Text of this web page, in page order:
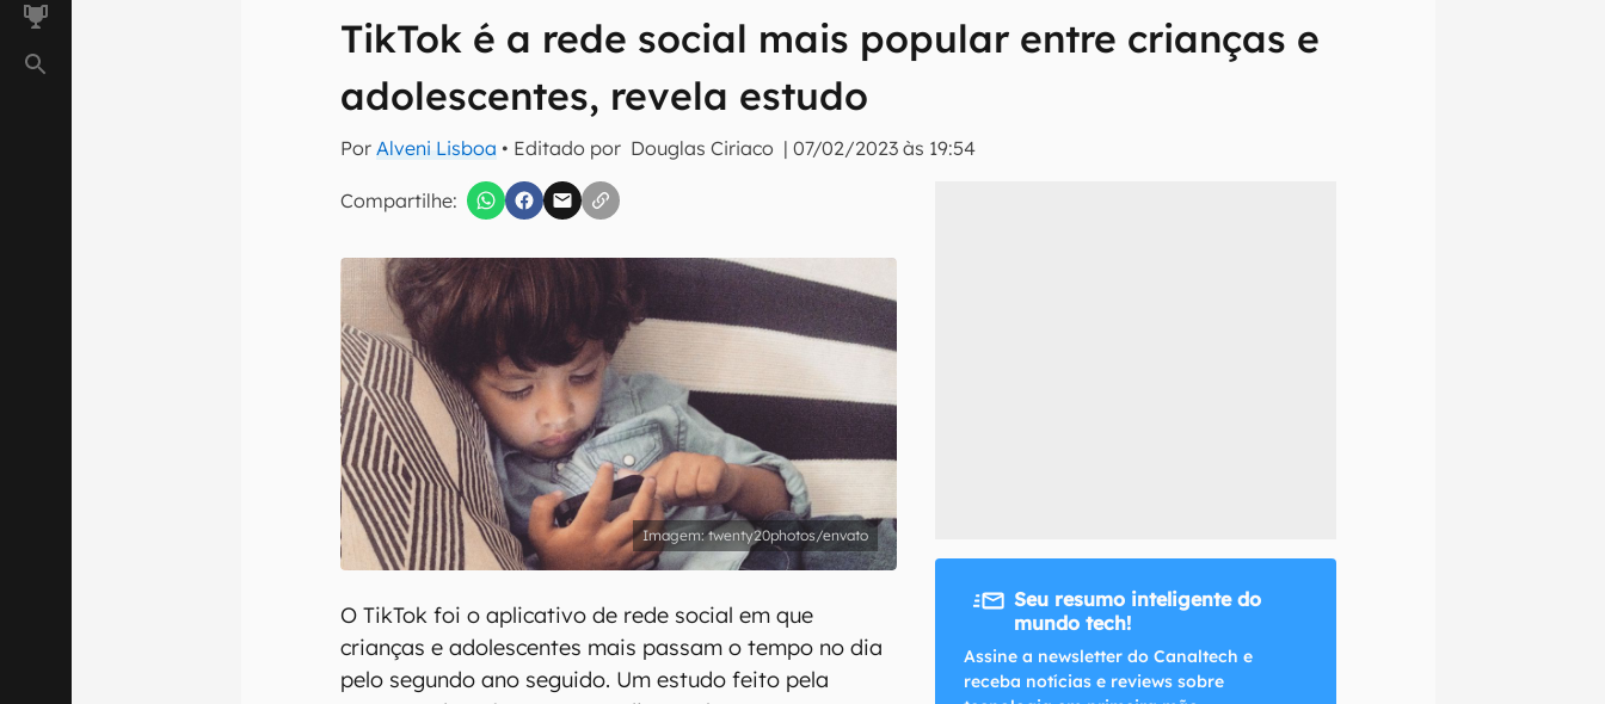
TikTok é a rede social mais popular entre crianças e
adolescentes, revela estudo
PorAlveni Lisboa • Editado por Douglas Ciriaco |07/02/2023 às 19:54
Compartilhe:
Assine a newsletter do Canaltech e receba notícias e reviews sobre tecnologia em primeira
inscreva-se
Confirmo que li, aceito e concordo com os Termos de Uso e Política de Privacidade do Canaltech.
twenty20photos/envato
O TikTok foi o aplicativo de rede social em que
crianças e adolescentes mais passam o tempo no dia
pelo segundo ano seguido. Um estudo feito pela
Seu resumo inteligente do
mundo tech!
Assine a newsletter do Canaltech e
receba notícias e reviews sobre